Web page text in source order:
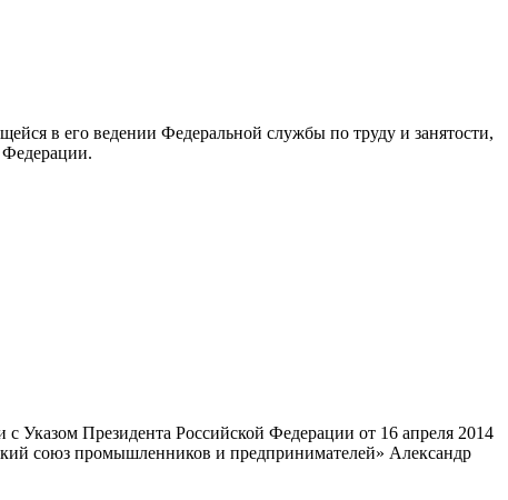
в его ведении Федеральной службы по труду и занятости,
Федерации.
Указом Президента Российской Федерации от 16 апреля 2014
союз промышленников и предпринимателей» Александр